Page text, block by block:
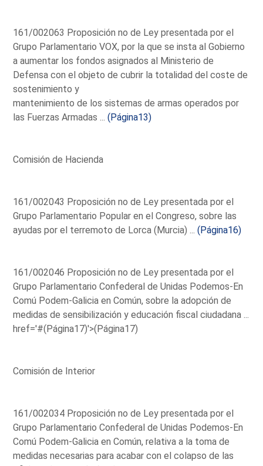
161/002063 Proposición no de Ley presentada por el
Grupo Parlamentario VOX, por la que se insta al Gobierno
a aumentar los fondos asignados al Ministerio de
Defensa con el objeto de cubrir la totalidad del coste de
sostenimiento y
mantenimiento de los sistemas de armas operados por
las Fuerzas Armadas ...(Página13)
Comisión de Hacienda
161/002043 Proposición no de Ley presentada por el
Grupo Parlamentario Popular en el Congreso, sobre las
ayudas por el terremoto de Lorca (Murcia) ...(Página16)
161/002046 Proposición no de Ley presentada por el
Grupo Parlamentario Confederal de Unidas Podemos-En
Comú Podem-Galicia en Común, sobre la adopción de
medidas de sensibilización y educación fiscal ciudadana ...
href='#(Página17)'>(Página17)
Comisión de Interior
161/002034 Proposición no de Ley presentada por el
Grupo Parlamentario Confederal de Unidas Podemos-En
Comú Podem-Galicia en Común, relativa a la toma de
medidas necesarias para acabar con el colapso de las